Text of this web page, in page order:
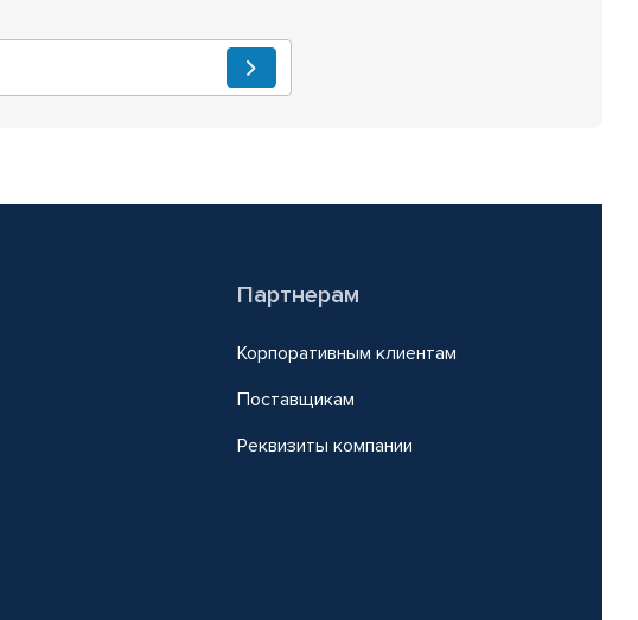
Партнерам
Корпоративным клиентам
Поставщикам
Реквизиты компании